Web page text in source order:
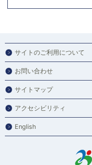
サイトのご利用について
お問い合わせ
サイトマップ
アクセシビリティ
English